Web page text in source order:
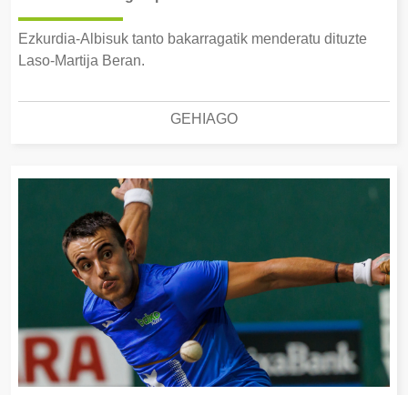
Ezkurdia-Albisuk tanto bakarragatik menderatu dituzte
Laso-Martija Beran.
GEHIAGO